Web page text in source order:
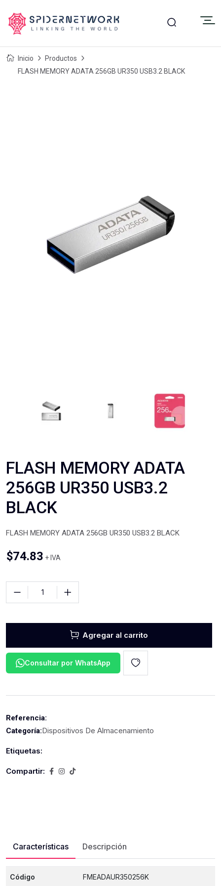
Inicio
Productos
FLASH MEMORY ADATA 256GB UR350 USB3.2 BLACK
FLASH MEMORY ADATA
256GB UR350 USB3.2
BLACK
FLASH MEMORY ADATA 256GB UR350 USB3.2 BLACK
$74.83 + IVA
Agregar al carrito
Consultar por WhatsApp
Referencia:
Categoría:Dispositivos De Almacenamiento
Etiquetas:
Compartir:
Características Descripción
Código FMEADAUR350256K